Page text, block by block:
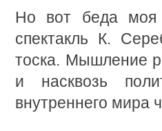
Но вот беда моя
спектакль К.
тоска. Мышление
и насквозь
внутреннего мира